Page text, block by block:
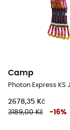
Camp
2678,35 Kč
3189,00 Kč
-16%